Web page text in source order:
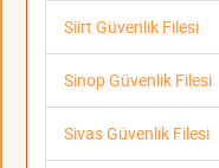
Siirt Güvenlik Filesi
Sinop Güvenlik Filesi
Sivas Güvenlik Filesi